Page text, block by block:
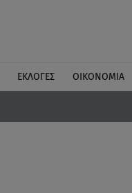
ΕΚΛΟΓΕΣ ΟΙΚΟΝΟΜΙΑ